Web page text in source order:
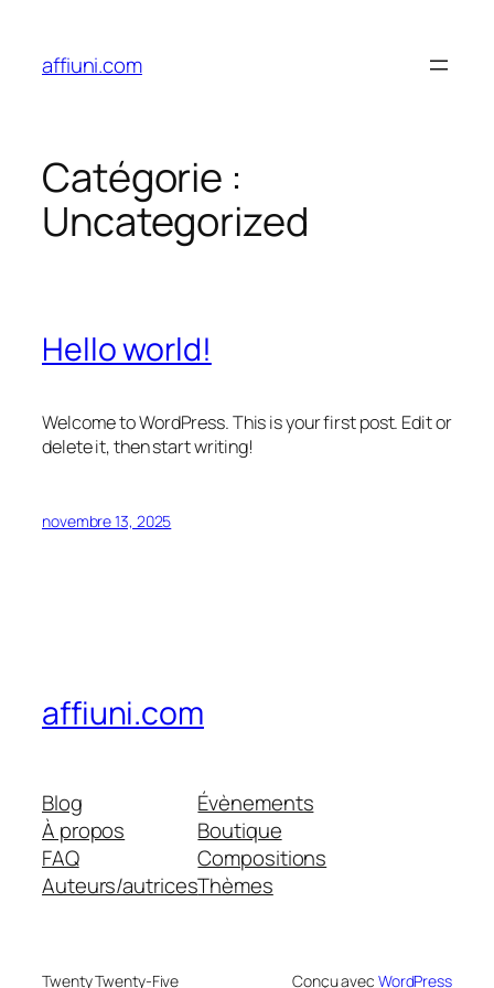
contenu
affiuni.com
Catégorie :
Uncategorized
Hello world!
Welcome to WordPress. This is your first post. Edit or
delete it, then start writing!
novembre 13, 2025
affiuni.com
Blog
À propos
FAQ
Auteurs/autrices
Évènements
Boutique
Compositions
Thèmes
Twenty Twenty-Five Conçu avec WordPress